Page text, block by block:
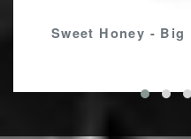
Sweet Honey -